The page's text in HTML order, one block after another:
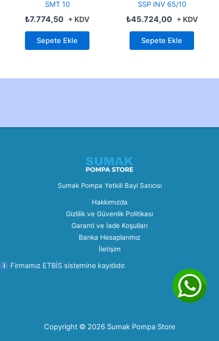
SMT 10
₺7.774,50 + KDV
Sepete Ekle
SSP INV 65/10
₺45.724,00 + KDV
Sepete Ekle
Sumak Pompa Yetkili Bayi Satıcısı
Hakkımızda
Gizlilik ve Güvenlik Politikası
Garanti ve İade Koşulları
Banka Hesaplarımız
İletişim
Firmamız ETBİS sistemine kayıtlıdır.
Copyright © 2026 Sumak Pompa Store